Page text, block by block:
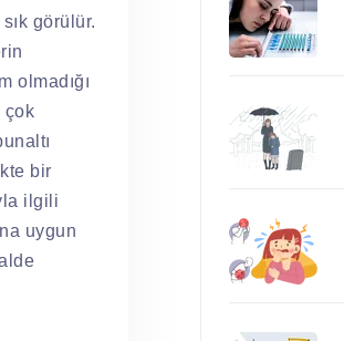
görülür.
olmadığı
çok
bir
ilgili
uygun